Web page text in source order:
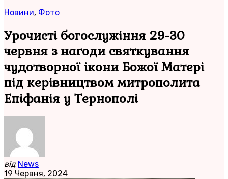
Новини, Фото
Урочисті богослужіння 29-30
червня з нагоди святкування
чудотворної ікони Божої Матері
під керівництвом митрополита
Епіфанія у Тернополі
від News
19 Червня, 2024